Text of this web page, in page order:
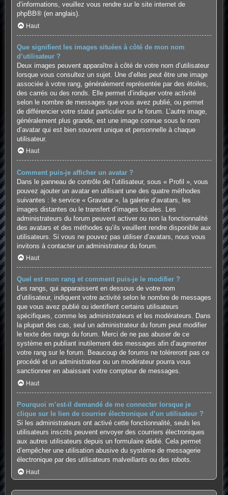
d’informations, veuillez vous rendre sur le site internet de
phpBB® (en anglais).
Haut
Que signifient les images situées à côté de mon nom
d’utilisateur ?
Deux images peuvent apparaître à côté de votre nom d’utilisateur
lorsque vous consultez un sujet. Une d’elles peut être une image
associée à votre rang, généralement représentée par des étoiles,
des carrés ou des ronds. Elle permet d’indiquer votre activité
selon le nombre de messages que vous avez publié, ou permet
de différencier votre statut particulier sur le forum. L’autre image,
généralement plus grande, est une image connue sous le nom
d’avatar qui est bien souvent unique et personnelle à chaque
utilisateur.
Haut
Comment puis-je afficher un avatar ?
Dans le panneau de contrôle de l’utilisateur, sous « Profil », vous
pouvez ajouter un avatar en utilisant une des quatre méthodes
suivantes : le service « Gravatar », la galerie d’avatars, les
images distantes ou le transfert d’images locales. Les
administrateurs du forum peuvent activer ou non la fonctionnalité
des avatars et des méthodes qu’ils veuillent rendre disponible aux
utilisateurs. Si vous ne pouvez pas utiliser d’avatars, nous vous
invitons à contacter un administrateur du forum.
Haut
Quel est mon rang et comment puis-je le modifier ?
Les rangs, qui apparaissent en dessous de votre nom
d’utilisateur, indiquent votre activité selon le nombre de messages
que vous avez publié ou identifient certains utilisateurs
spécifiques, comme les administrateurs et les modérateurs. Dans
la plupart des cas, seul un administrateur du forum peut modifier
le texte des rangs du forum. Merci de ne pas abuser de ce
système en publiant inutilement des messages afin d’augmenter
votre rang sur le forum. Beaucoup de forums ne toléreront pas ce
procédé et un administrateur ou un modérateur pourra vous
sanctionner en abaissant votre compteur de messages.
Haut
Pourquoi m’est-il demandé de me connecter lorsque je
clique sur le lien de courrier électronique d’un utilisateur ?
Si les administrateurs ont activé cette fonctionnalité, seuls les
utilisateurs inscrits peuvent envoyer des courriers électroniques
aux autres utilisateurs depuis un formulaire dédié. Cela permet
d’empêcher une utilisation abusive du système de messagerie
électronique par des utilisateurs malveillants ou des robots.
Haut